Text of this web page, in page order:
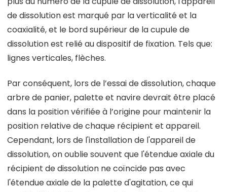
de dissolution est marqué par la verticalité et la
coaxialité, et le bord supérieur de la cupule de
dissolution est relié au dispositif de fixation. Tels que:
lignes verticales, flèches.
Par conséquent, lors de l’essai de dissolution, chaque
arbre de panier, palette et navire devrait être placé
dans la position vérifiée à l’origine pour maintenir la
position relative de chaque récipient et appareil.
Cependant, lors de l'installation de l'appareil de
dissolution, on oublie souvent que l'étendue axiale du
récipient de dissolution ne coïncide pas avec
l'étendue axiale de la palette d'agitation, ce qui